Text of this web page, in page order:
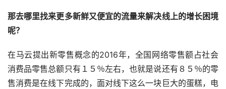
那去哪里找来更多新鲜又便宜的流量来解决线上的增长困境
呢？
在马云提出新零售概念的2016年，全国网络零售额占社会
消费品零售总额只有１５％左右，也就是说还有８５％的零
售消费是在线下完成的，面对线下这么一块巨大的蛋糕，电